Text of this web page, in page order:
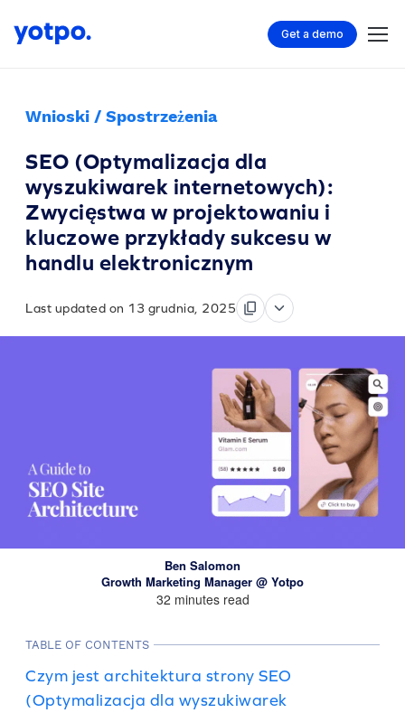
Get a demo
Wnioski / Spostrzeżenia
SEO (Optymalizacja dla
wyszukiwarek internetowych):
Zwycięstwa w projektowaniu i
kluczowe przykłady sukcesu w
handlu elektronicznym
Last updated on 13 grudnia, 2025
Ben Salomon
Growth Marketing Manager @ Yotpo
32 minutes read
TABLE OF CONTENTS
Czym jest architektura strony SEO
(Optymalizacja dla wyszukiwarek